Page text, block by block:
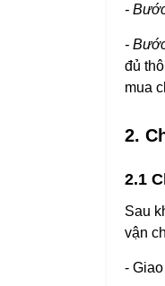
-
-
đủ
mua
2.
2.1
Sau
vận
-